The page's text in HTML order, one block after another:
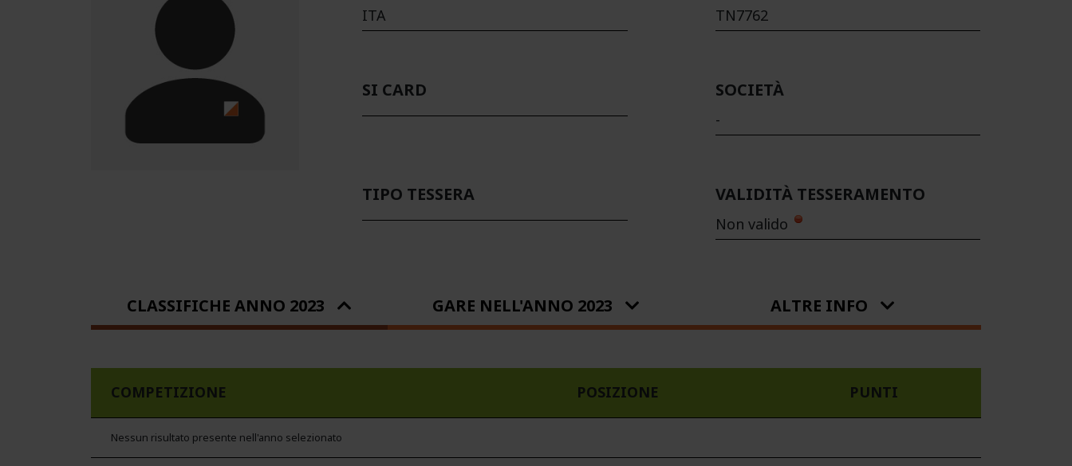
ITA TN7762
SI CARD SOCIETÀ
-
TIPO TESSERA VALIDITÀ TESSERAMENTO
Non valido
CLASSIFICHE ANNO 2023 GARE NELL'ANNO 2023 ALTRE INFO
COMPETIZIONE POSIZIONE PUNTI
Nessun risultato presente nell'anno selezionato